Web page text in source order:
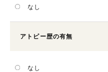
なし
アトピー歴の有無
なし